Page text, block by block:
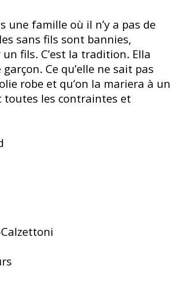
une famille où il n’y a pas de
sans fils sont bannies,
fils. C’est la tradition. Ella
Ce qu’elle ne sait pas
robe et qu‘on la mariera à un
toutes les contraintes et